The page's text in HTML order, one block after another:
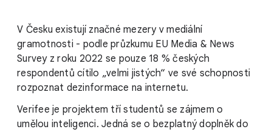
V Česku existují značné mezery v mediální
gramotnosti - podle průzkumu EU Media & News
Survey z roku 2022 se pouze 18 % českých
respondentů cítilo „velmi jistých“ ve své schopnosti
rozpoznat dezinformace na internetu.
Verifee je projektem tří studentů se zájmem o
umělou inteligenci. Jedná se o bezplatný doplněk do